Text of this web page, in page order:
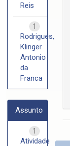
Reis
1
Rodrigues,
Klinger
Antonio
da
Franca
Assunto
1
Atividade